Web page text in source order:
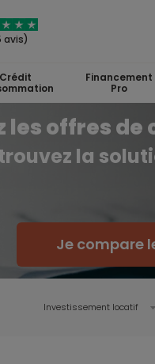
avis)
Crédit
Financement
Pro
les offres
la
Je compare
Investissement locatif